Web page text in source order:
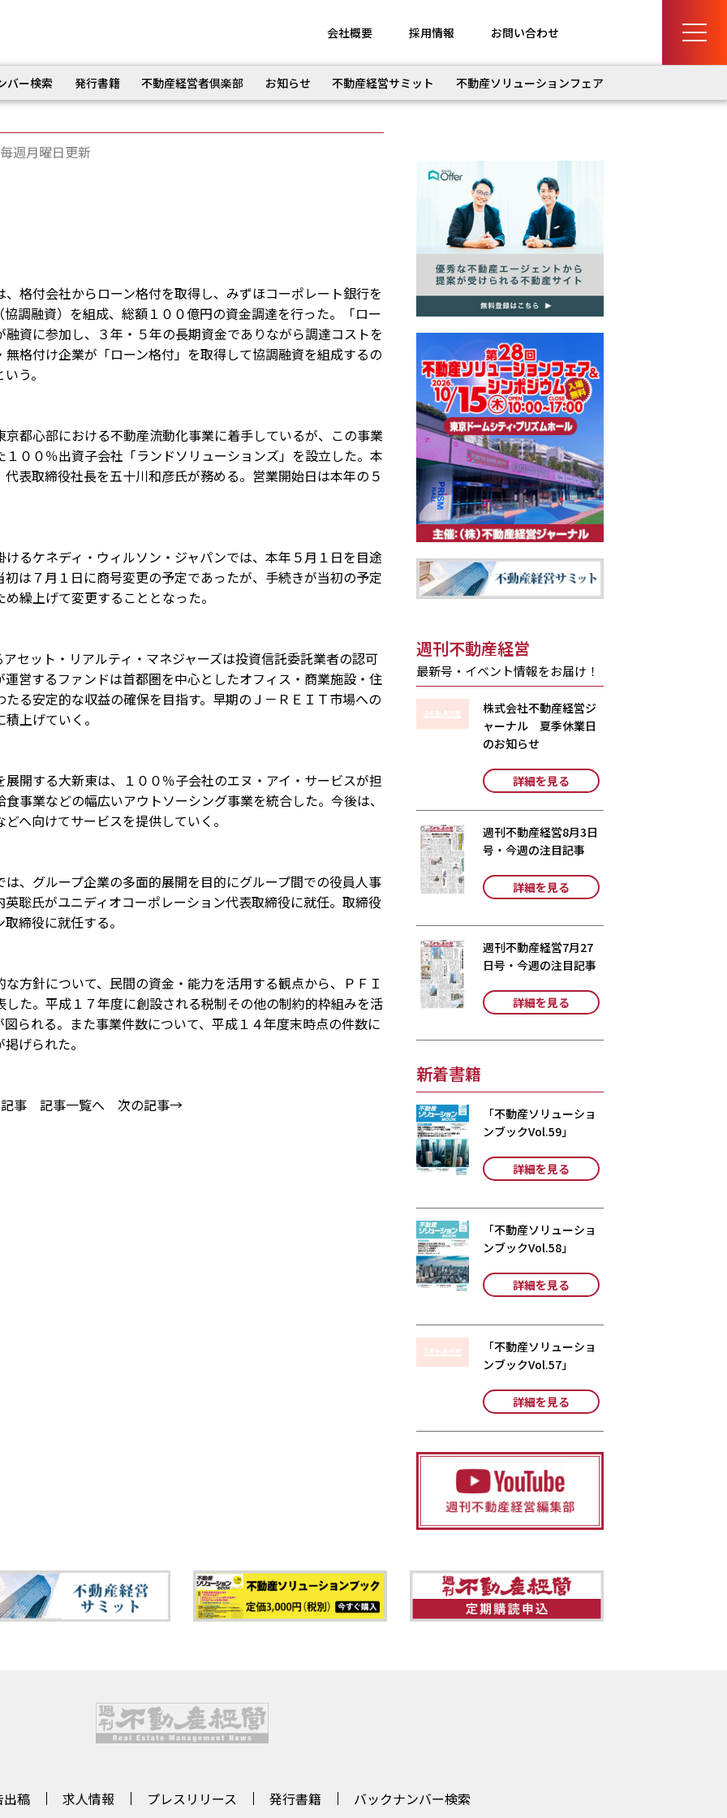
会社概要 採用情報 お問い合わせ
バー検索 発行書籍 不動産経営者倶楽部 お知らせ 不動産経営サミット 不動産ソリューションフェア
毎週月曜日更新
格付会社からローン格付を取得し、みずほコーポレート銀行を
調融資）を組成、総額１００億円の資金調達を行った。「ロー
資に参加し、３年・５年の長期資金でありながら調達コストを
格付け企業が「ローン格付」を取得して協調融資を組成するの
う。
都心部における不動産流動化事業に着手しているが、この事業
００％出資子会社「ランドソリューションズ」を設立した。本
表取締役社長を五十川和彦氏が務める。営業開始日は本年の５
るケネディ・ウィルソン・ジャパンでは、本年５月１日を目途
は７月１日に商号変更の予定であったが、手続きが当初の予定
繰上げて変更することとなった。
セット・リアルティ・マネジャーズは投資信託委託業者の認可
営するファンドは首都圏を中心としたオフィス・商業施設・住
る安定的な収益の確保を目指す。早期のＪ－ＲＥＩＴ市場への
上げていく。
開する大新東は、１００％子会社のエヌ・アイ・サービスが担
事業などの幅広いアウトソーシング事業を統合した。今後は、
へ向けてサービスを提供していく。
、グループ企業の多面的展開を目的にグループ間での役員人事
聡氏がユニディオコーポレーション代表取締役に就任。取締役
締役に就任する。
方針について、民間の資金・能力を活用する観点から、ＰＦＩ
た。平成１７年度に創設される税制その他の制約的枠組みを活
られる。また事業件数について、平成１４年度末時点の件数に
げられた。
事 記事一覧へ 次の記事→
週刊不動産経営
最新号・イベント情報をお届け！
株式会社不動産経営ジ
ャーナル 夏季休業日
のお知らせ
詳細を見る
週刊不動産経営8月3日
号・今週の注目記事
詳細を見る
週刊不動産経営7月27
日号・今週の注目記事
詳細を見る
新着書籍
「不動産ソリューショ
ンブックVol.59」
詳細を見る
「不動産ソリューショ
ンブックVol.58」
詳細を見る
「不動産ソリューショ
ンブックVol.57」
詳細を見る
稿 求人情報 プレスリリース 発行書籍 バックナンバー検索